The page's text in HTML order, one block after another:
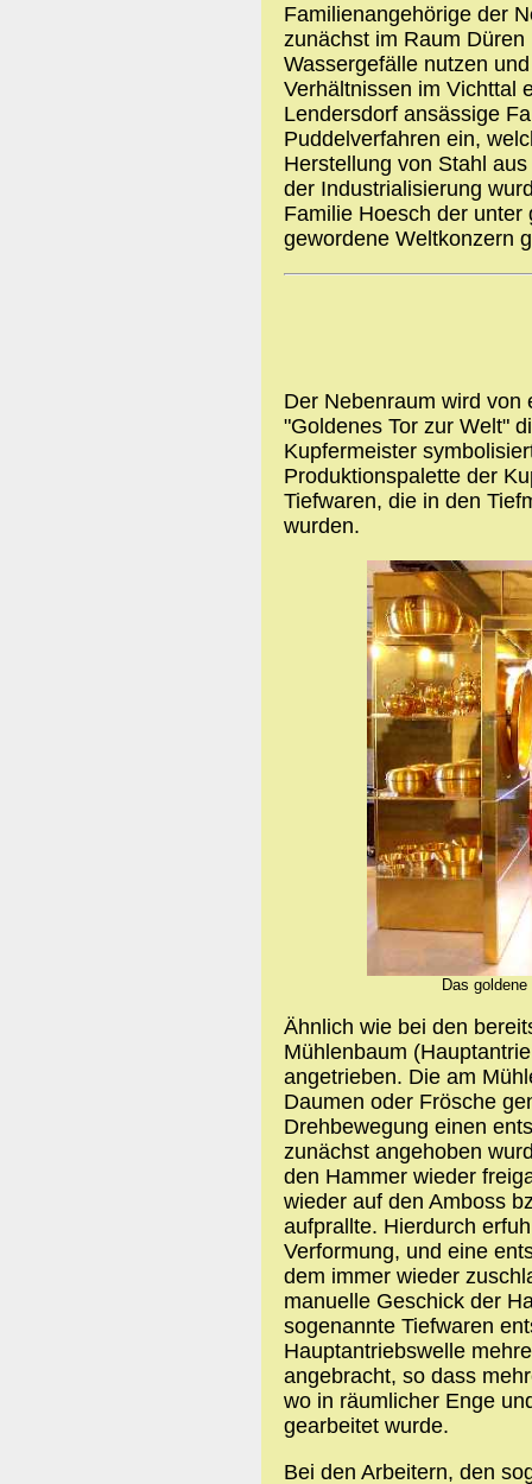
Familienangehörige der
zunächst im Raum
Wassergefälle nutzen
Verhältnissen im Vichttal
Lendersdorf ansässige
Puddelverfahren ein,
Herstellung von Stahl
der Industrialisierung
Familie Hoesch der
gewordene Weltkonzern
Der Nebenraum wird von
"Goldenes Tor zur Welt"
Kupfermeister
Produktionspalette der
Tiefwaren, die in den
wurden.
Das
Ähnlich wie bei den
Mühlenbaum
angetrieben. Die am
Daumen oder Frösche
Drehbewegung einen
zunächst angehoben
den Hammer wieder
wieder auf den Amboss
aufprallte. Hierdurch
Verformung, und eine
dem immer wieder
manuelle Geschick der
sogenannte Tiefwaren
Hauptantriebswelle
angebracht, so dass
wo in räumlicher Enge
gearbeitet wurde.
Bei den Arbeitern, den